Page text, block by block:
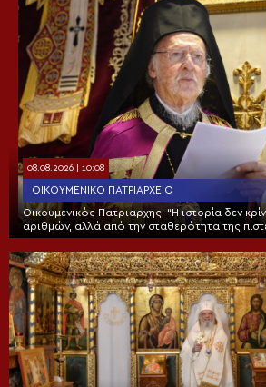
08.08.2026 | 10:08
ΟΙΚΟΥΜΕΝΙΚΌ ΠΑΤΡΙΑΡΧΕΊΟ
Οικουμενικός Πατριάρχης: “Η ιστορία δεν
αριθμών, αλλά από την σταθερότητα της